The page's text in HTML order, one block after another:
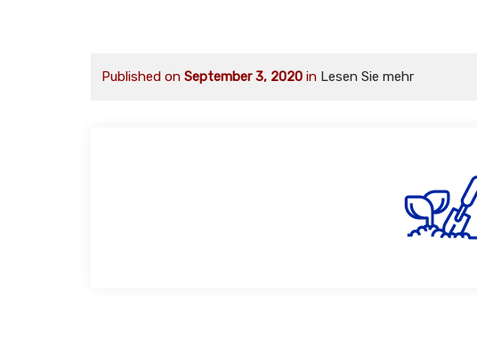
Published on September 3, 2020 in Lesen Sie mehr